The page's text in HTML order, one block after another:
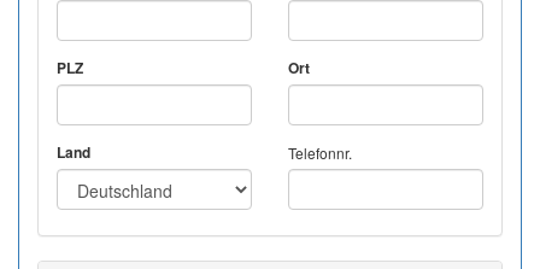
PLZ Ort
Land Telefonnr.